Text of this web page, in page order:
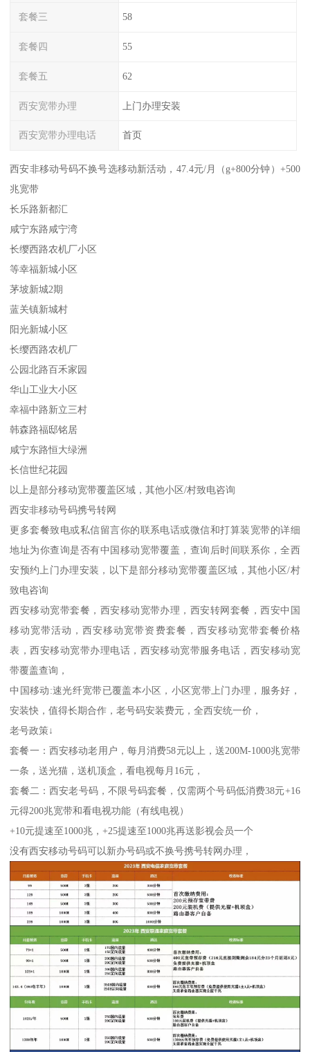
套餐三 58
套餐四 55
套餐五 62
西安宽带办理 上门办理安装
西安宽带办理电话 首页
西安非移动号码不换号选移动新活动，47.4元/月（g+800分钟）+500
兆宽带
长乐路新都汇
咸宁东路咸宁湾
长缨西路农机厂小区
等幸福新城小区
茅坡新城2期
蓝关镇新城村
阳光新城小区
长缨西路农机厂
公园北路百禾家园
华山工业大小区
幸福中路新立三村
韩森路福邸铭居
咸宁东路恒大绿洲
长信世纪花园
以上是部分移动宽带覆盖区域，其他小区/村致电咨询
西安非移动号码携号转网
更多套餐致电或私信留言你的联系电话或微信和打算装宽带的详细
地址为你查询是否有中国移动宽带覆盖，查询后时间联系你，全西
安预约上门办理安装，以下是部分移动宽带覆盖区域，其他小区/村
致电咨询
西安移动宽带套餐，西安移动宽带办理，西安转网套餐，西安中国
移动宽带活动，西安移动宽带资费套餐，西安移动宽带套餐价格
表，西安移动宽带办理电话，西安移动宽带服务电话，西安移动宽
带覆盖查询，
中国移动:速光纤宽带已覆盖本小区，小区宽带上门办理，服务好，
安装快，值得长期合作，老号码安装费元，全西安统一价，
老号政策↓
套餐一：西安移动老用户，每月消费58元以上，送200M-1000兆宽带
一条，送光猫，送机顶盒，看电视每月16元，
套餐二：西安老号码，不限号码套餐，仅需两个号码低消费38元+16
元得200兆宽带和看电视功能（有线电视）
+10元提速至1000兆，+25提速至1000兆再送影视会员一个
没有西安移动号码可以新办号码或不换号携号转网办理，